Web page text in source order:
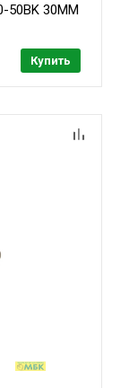
50BK 30ММ
Купить